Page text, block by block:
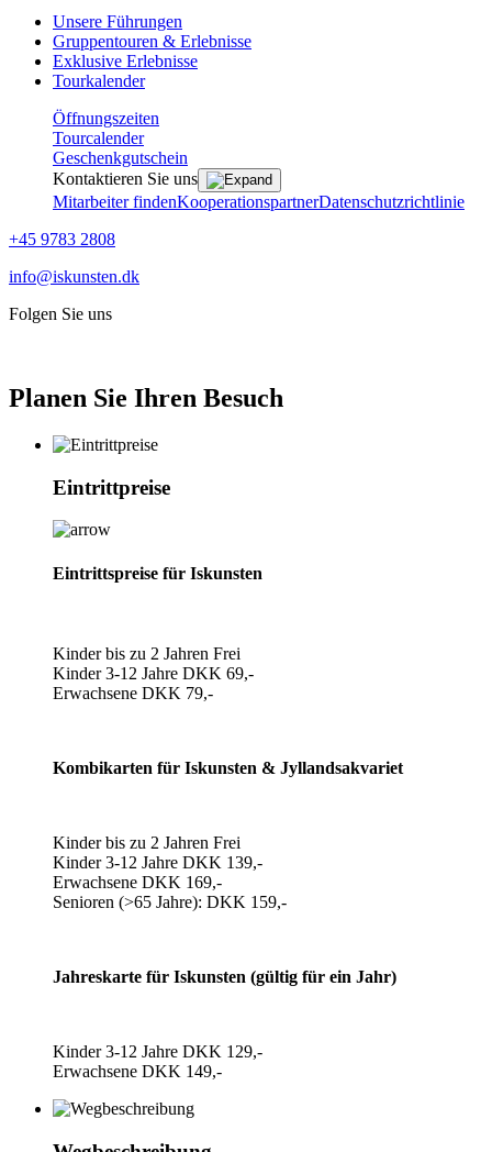
Unsere Führungen
Gruppentouren & Erlebnisse
Exklusive Erlebnisse
Tourkalender
Öffnungszeiten
Tourcalender
Geschenkgutschein
Kontaktieren Sie uns
Mitarbeiter findenKooperationspartnerDatenschutzrichtlinie
+45 9783 2808
info@iskunsten.dk
Folgen Sie uns
Planen Sie Ihren Besuch
Eintrittpreise
Eintrittspreise für Iskunsten
Kinder bis zu 2 Jahren Frei
Kinder 3-12 Jahre DKK 69,-
Erwachsene DKK 79,-
Kombikarten für Iskunsten & Jyllandsakvariet
Kinder bis zu 2 Jahren Frei
Kinder 3-12 Jahre DKK 139,-
Erwachsene DKK 169,-
Senioren (>65 Jahre): DKK 159,-
Jahreskarte für Iskunsten (gültig für ein Jahr)
Kinder 3-12 Jahre DKK 129,-
Erwachsene DKK 149,-